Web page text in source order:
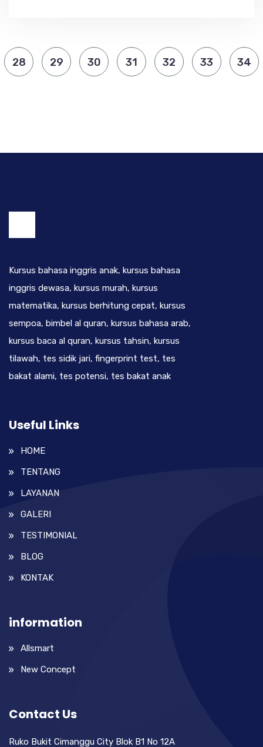
28 29 30 31 32 33 34
Kursus bahasa inggris anak, kursus bahasa
inggris dewasa, kursus murah, kursus
matematika, kursus berhitung cepat, kursus
sempoa, bimbel al quran, kursus bahasa arab,
kursus baca al quran, kursus tahsin, kursus
tilawah, tes sidik jari, fingerprint test, tes
bakat alami, tes potensi, tes bakat anak
Useful Links
HOME
TENTANG
LAYANAN
GALERI
TESTIMONIAL
BLOG
KONTAK
information
Allsmart
New Concept
Contact Us
Ruko Bukit Cimanggu City Blok B1 No 12A